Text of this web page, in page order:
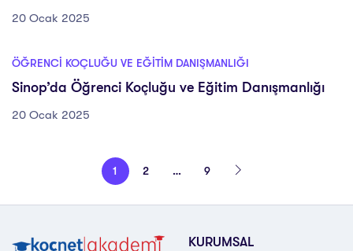
20 Ocak 2025
ÖĞRENCI KOÇLUĞU VE EĞITIM DANIŞMANLIĞI
Sinop’da Öğrenci Koçluğu ve Eğitim Danışmanlığı
20 Ocak 2025
1 2 … 9
KURUMSAL